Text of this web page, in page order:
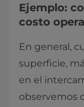
Ejemplo:
costo
En general,
superficie,
en el
observemos